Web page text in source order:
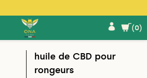
(0)
huile de CBD pour
rongeurs